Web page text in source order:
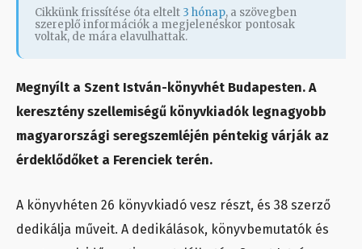
Cikkünk frissítése óta eltelt 3 hónap, a szövegben
szereplő információk a megjelenéskor pontosak
voltak, de mára elavulhattak.
Megnyílt a Szent István-könyvhét Budapesten. A
keresztény szellemiségű könyvkiadók legnagyobb
magyarországi seregszemléjén péntekig várják az
érdeklődőket a Ferenciek terén.
A könyvhéten 26 könyvkiadó vesz részt, és 38 szerző
dedikálja műveit. A dedikálások, könyvbemutatók és